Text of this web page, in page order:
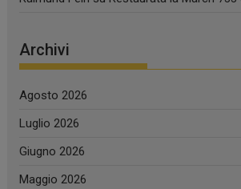
Archivi
Agosto 2026
Luglio 2026
Giugno 2026
Maggio 2026